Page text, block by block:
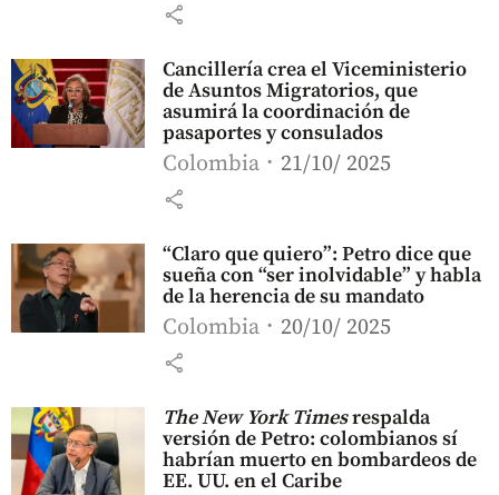
share
Cancillería crea el Viceministerio
de Asuntos Migratorios, que
asumirá la coordinación de
pasaportes y consulados
Colombia 21/10/ 2025
share
“Claro que quiero”: Petro dice que
sueña con “ser inolvidable” y habla
de la herencia de su mandato
Colombia 20/10/ 2025
share
The New York Timesrespalda
versión de Petro: colombianos sí
habrían muerto en bombardeos de
EE. UU. en el Caribe